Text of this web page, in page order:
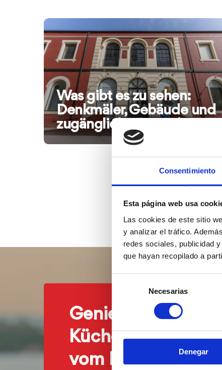
Consentimiento
Esta página web usa
Las cookies de este sitio
y analizar el tráfico.
redes sociales, publicidad
que hayan recopilado a
consentimiento
Necesarias
Denegar
Was gibt es zu sehen:
Denkmäler, Gebäude und
zugängliche Bereiche
Genießen Sie
Küche nur einen
vom Meer entfernt